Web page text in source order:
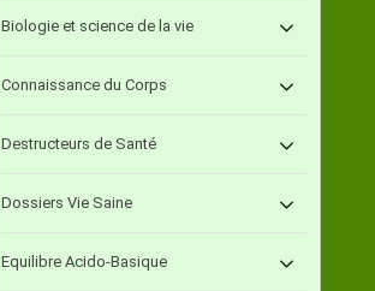
Biologie et science de la vie
Connaissance du Corps
Destructeurs de Santé
Dossiers Vie Saine
Equilibre Acido-Basique